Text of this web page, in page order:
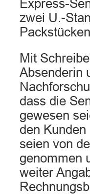
Express-
zwei U.-
Mit
Absenderin
dass die
gewesen
den
seien von
genommen
weiter